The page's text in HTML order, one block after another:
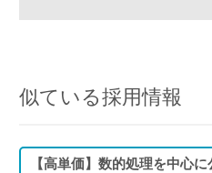
似ている採用情報
【高単価】数的処理を中心